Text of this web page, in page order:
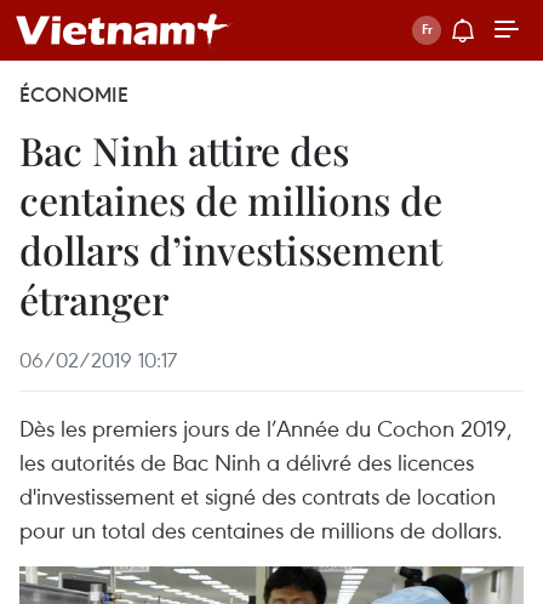
ÉCONOMIE
Bac Ninh attire des
centaines de millions de
dollars d’investissement
étranger
06/02/2019 10:17
Dès les premiers jours de l’Année du Cochon 2019,
les autorités de Bac Ninh a délivré des licences
d'investissement et signé des contrats de location
pour un total des centaines de millions de dollars.